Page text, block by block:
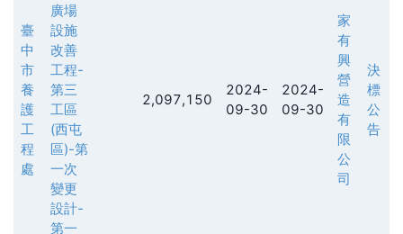
臺
中
市
養
護
工
程
處
廣場
設施
改善
工程-
第三
工區
(西屯
區)-第
一次
變更
設計-
第一
2,097,150
2024-
09-30
2024-
09-30
家
有
興
營
造
有
限
公
司
決
標
公
告